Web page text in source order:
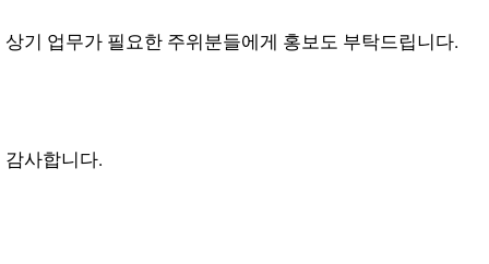
상기 업무가 필요한 주위분들에게 홍보도 부탁드립니다.
감사합니다.